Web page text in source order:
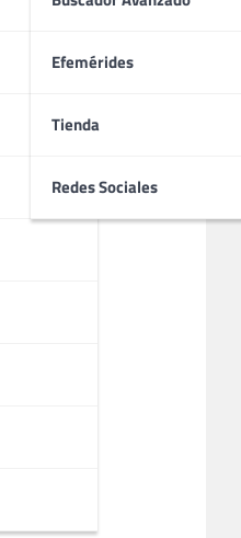
Efemérides
Tienda
Redes Sociales
humanos. Ha
en personajes
cine contemporáneo,